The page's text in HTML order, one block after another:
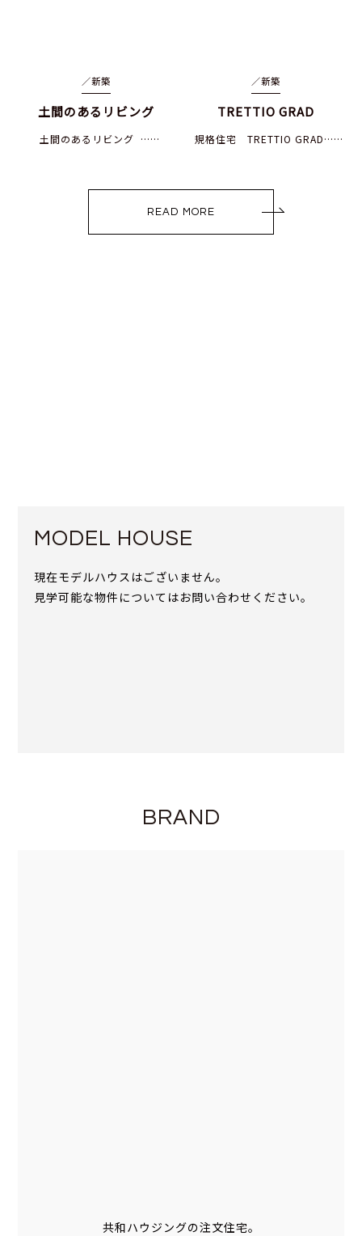
／新築
土間のあるリビング
土間のあるリビング ……
／新築
TRETTIO GRAD
規格住宅 TRETTIO GRAD……
READ MORE
MODEL HOUSE
現在モデルハウスはございません。
見学可能な物件についてはお問い合わせください。
BRAND
共和ハウジングの注文住宅。